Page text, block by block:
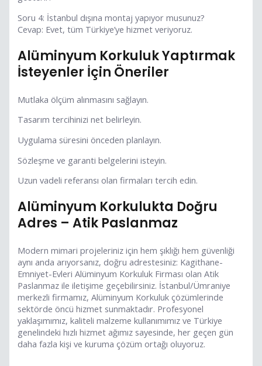
Soru 4: İstanbul dışına montaj yapıyor musunuz?
Cevap: Evet, tüm Türkiye’ye hizmet veriyoruz.
Alüminyum Korkuluk Yaptırmak
İsteyenler İçin Öneriler
Mutlaka ölçüm alınmasını sağlayın.
Tasarım tercihinizi net belirleyin.
Uygulama süresini önceden planlayın.
Sözleşme ve garanti belgelerini isteyin.
Uzun vadeli referansı olan firmaları tercih edin.
Alüminyum Korkulukta Doğru
Adres – Atik Paslanmaz
Modern mimari projeleriniz için hem şıklığı hem güvenliği
aynı anda arıyorsanız, doğru adrestesiniz: Kagithane-
Emniyet-Evleri Alüminyum Korkuluk Firması olan Atik
Paslanmaz ile iletişime geçebilirsiniz. İstanbul/Ümraniye
merkezli firmamız, Alüminyum Korkuluk çözümlerinde
sektörde öncü hizmet sunmaktadır. Profesyonel
yaklaşımımız, kaliteli malzeme kullanımımız ve Türkiye
genelindeki hızlı hizmet ağımız sayesinde, her geçen gün
daha fazla kişi ve kuruma çözüm ortağı oluyoruz.